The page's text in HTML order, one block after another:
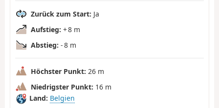
Zurück zum Start: Ja
Aufstieg: + 8 m
Abstieg: - 8 m
Höchster Punkt: 26 m
Niedrigster Punkt: 16 m
Land: Belgien